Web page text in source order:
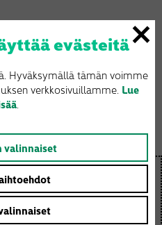
evästeitä
Hyväksymällä tämän voimme
verkkosivuillamme. Lue
.
valinnaiset